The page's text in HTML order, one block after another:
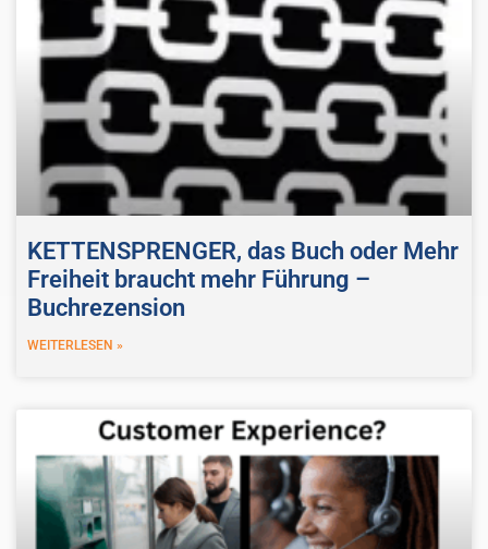
KETTENSPRENGER, das Buch oder Mehr
Freiheit braucht mehr Führung –
Buchrezension
WEITERLESEN »